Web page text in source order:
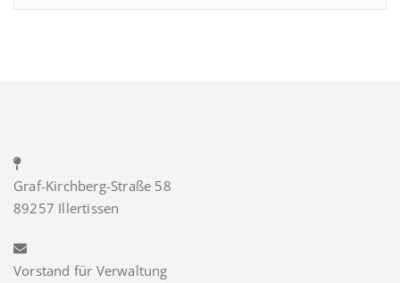
Graf-Kirchberg-Straße 58
89257 Illertissen
Vorstand für Verwaltung